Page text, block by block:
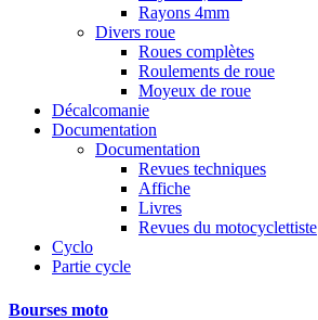
Rayons 4mm
Divers roue
Roues complètes
Roulements de roue
Moyeux de roue
Décalcomanie
Documentation
Documentation
Revues techniques
Affiche
Livres
Revues du motocyclettiste
Cyclo
Partie cycle
Bourses moto